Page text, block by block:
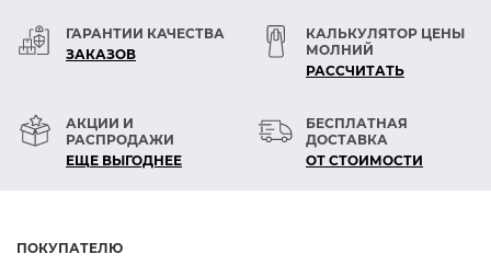
ГАРАНТИИ КАЧЕСТВА
ЗАКАЗОВ
КАЛЬКУЛЯТОР ЦЕНЫ
МОЛНИЙ
РАСCЧИТАТЬ
АКЦИИ И
РАСПРОДАЖИ
ЕЩЕ ВЫГОДНЕЕ
БЕСПЛАТНАЯ
ДОСТАВКА
ОТ СТОИМОСТИ
ПОКУПАТЕЛЮ